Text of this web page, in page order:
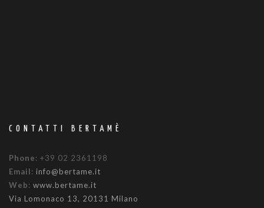
CONTATTI BERTAMÈ
Phone: +39 02 2361198
Email: info@bertame.it
Web: www.bertame.it
Via Lomonaco 13, 20131 Milano